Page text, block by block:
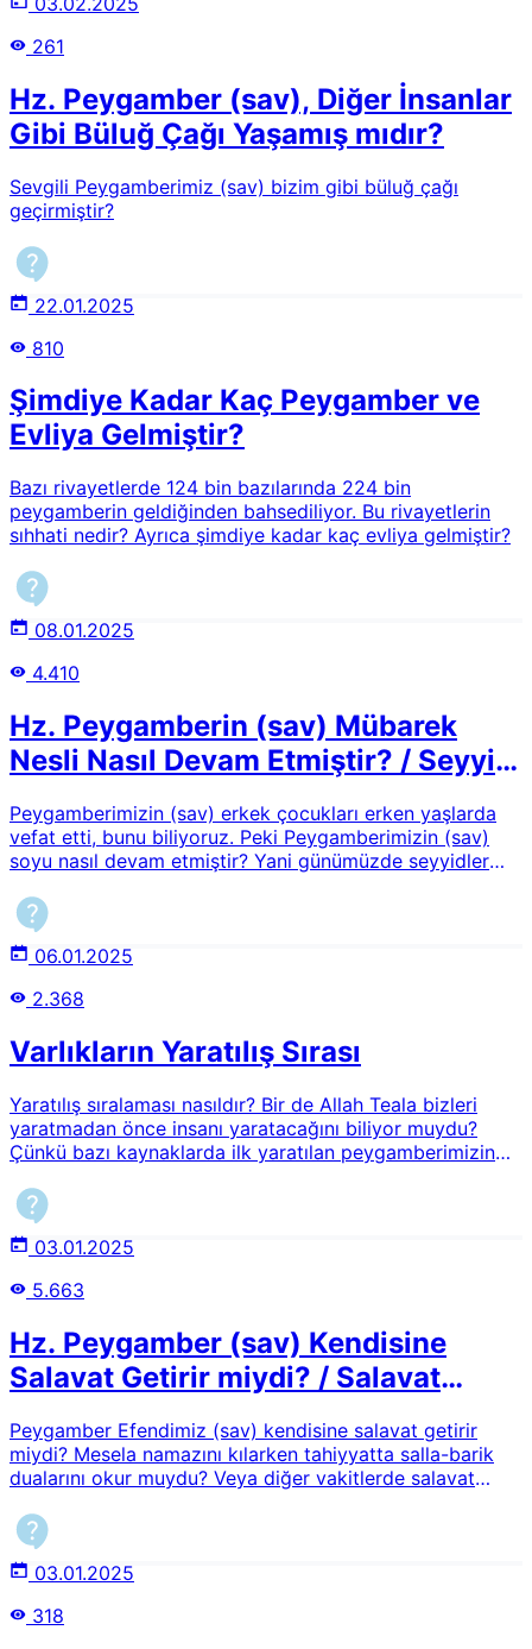
261
Hz. Peygamber (sav), Diğer İnsanlar
Gibi Büluğ Çağı Yaşamış mıdır?
Sevgili Peygamberimiz (sav) bizim gibi büluğ çağı
geçirmiştir?
22.01.2025
810
Şimdiye Kadar Kaç Peygamber ve
Evliya Gelmiştir?
Bazı rivayetlerde 124 bin bazılarında 224 bin
peygamberin geldiğinden bahsediliyor. Bu rivayetlerin
sıhhati nedir? Ayrıca şimdiye kadar kaç evliya gelmiştir?
08.01.2025
4.410
Hz. Peygamberin (sav) Mübarek
Nesli Nasıl Devam Etmiştir? / Seyyid
Peygamberimizin (sav) erkek çocukları erken yaşlarda
vefat etti, bunu biliyoruz. Peki Peygamberimizin (sav)
soyu nasıl devam etmiştir? Yani günümüzde seyyidler
dayanıyor? Açıklayabilir misiniz?
06.01.2025
2.368
Varlıkların Yaratılış Sırası
Yaratılış sıralaması nasıldır? Bir de Allah Teala bizleri
yaratmadan önce insanı yaratacağını biliyor muydu?
Çünkü bazı kaynaklarda ilk yaratılan peygamberimizin
yaratılmış oluyor?
03.01.2025
5.663
Hz. Peygamber (sav) Kendisine
Salavat Getirir miydi? / Salavat
Peygamber Efendimiz (sav) kendisine salavat getirir
miydi? Mesela namazını kılarken tahiyyatta salla-barik
dualarını okur muydu? Veya diğer vakitlerde salavat
03.01.2025
318